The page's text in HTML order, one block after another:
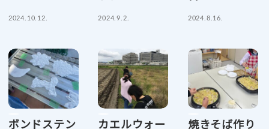
2024.10.12. 2024.9.2. 2024.8.16.
ボンドステン
カエルウォー
焼きそば作り